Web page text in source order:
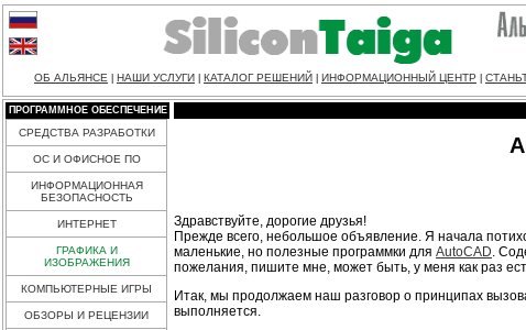
ОБ АЛЬЯНСЕ НАШИ УСЛУГИ КАТАЛОГ РЕШЕНИЙ ИНФОРМАЦИОННЫЙ ЦЕНТР
ПРОГРАММНОЕ ОБЕСПЕЧЕНИЕ
СРЕДСТВА РАЗРАБОТКИ
ОС И ОФИСНОЕ ПО
ИНФОРМАЦИОННАЯ
БЕЗОПАСНОСТЬ
ИНТЕРНЕТ
ГРАФИКА И
ИЗОБРАЖЕНИЯ
КОМПЬЮТЕРНЫЕ ИГРЫ
ОБЗОРЫ И РЕЦЕНЗИИ
Здравствуйте, дорогие друзья!
Прежде всего, небольшое объявление. Я начала
маленькие, но полезные программки для AutoCAD .
пожелания, пишите мне, может быть, у меня как раз
Итак, мы продолжаем наш разговор о принципах
выполняется.